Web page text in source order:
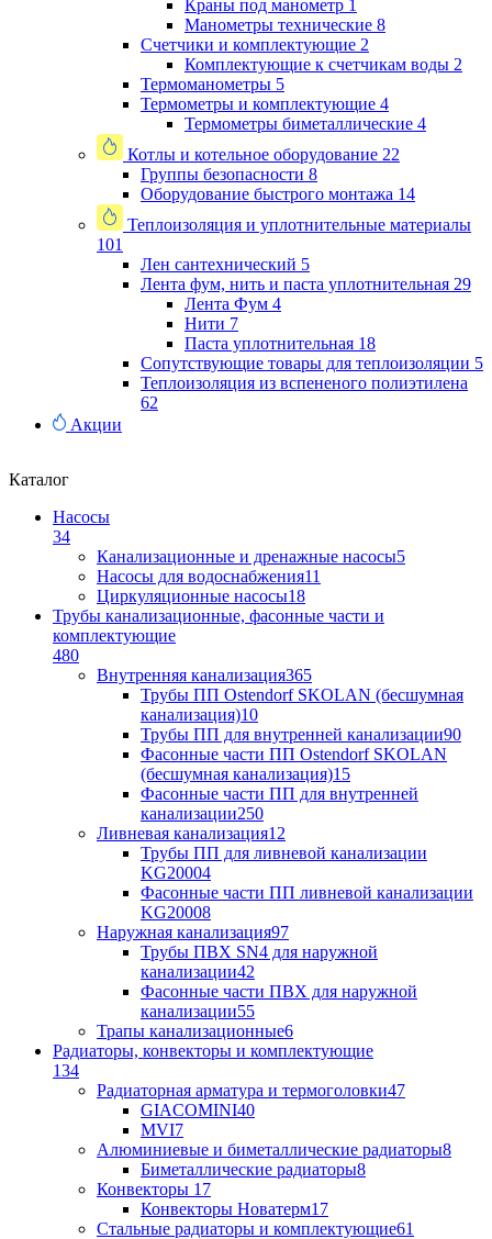
Краны под манометр 1
Манометры технические 8
Счетчики и комплектующие 2
Комплектующие к счетчикам воды 2
Термоманометры 5
Термометры и комплектующие 4
Термометры биметаллические 4
Котлы и котельное оборудование 22
Группы безопасности 8
Оборудование быстрого монтажа 14
Теплоизоляция и уплотнительные материалы
101
Лен сантехнический 5
Лента фум, нить и паста уплотнительная 29
Лента Фум 4
Нити 7
Паста уплотнительная 18
Сопутствующие товары для теплоизоляции 5
Теплоизоляция из вспененого полиэтилена
62
Акции
Каталог
Насосы
34
Канализационные и дренажные насосы5
Насосы для водоснабжения11
Циркуляционные насосы18
Трубы канализационные, фасонные части и
комплектующие
480
Внутренняя канализация365
Трубы ПП Ostendorf SKOLAN (бесшумная
канализация)10
Трубы ПП для внутренней канализации90
Фасонные части ПП Ostendorf SKOLAN
(бесшумная канализация)15
Фасонные части ПП для внутренней
канализации250
Ливневая канализация12
Трубы ПП для ливневой канализации
KG20004
Фасонные части ПП ливневой канализации
KG20008
Наружная канализация97
Трубы ПВХ SN4 для наружной
канализации42
Фасонные части ПВХ для наружной
канализации55
Трапы канализационные6
Радиаторы, конвекторы и комплектующие
134
Радиаторная арматура и термоголовки47
GIACOMINI40
MVI7
Алюминиевые и биметаллические радиаторы8
Биметаллические радиаторы8
Конвекторы 17
Конвекторы Новатерм17
Стальные радиаторы и комплектующие61